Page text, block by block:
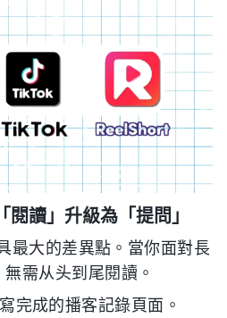
讀」升級為「提問」
最大的差異點。當你面對長
需从头到尾閱讀。
完成的播客記錄頁面。